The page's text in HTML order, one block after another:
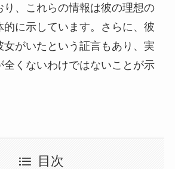
り、これらの情報は彼の理想の
的に示しています。さらに、彼
女がいたという証言もあり、実
全くないわけではないことが示
目次